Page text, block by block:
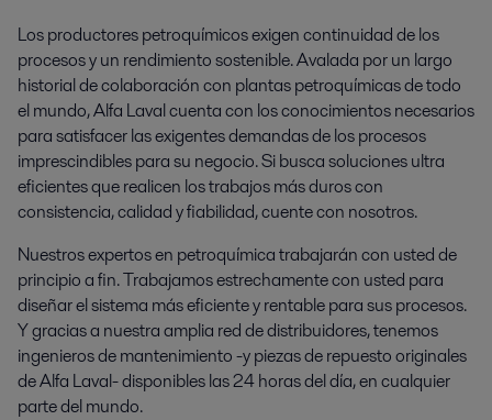
Los productores petroquímicos exigen continuidad de los
procesos y un rendimiento sostenible. Avalada por un largo
historial de colaboración con plantas petroquímicas de todo
el mundo, Alfa Laval cuenta con los conocimientos necesarios
para satisfacer las exigentes demandas de los procesos
imprescindibles para su negocio. Si busca soluciones ultra
eficientes que realicen los trabajos más duros con
consistencia, calidad y fiabilidad, cuente con nosotros.
Nuestros expertos en petroquímica trabajarán con usted de
principio a fin. Trabajamos estrechamente con usted para
diseñar el sistema más eficiente y rentable para sus procesos.
Y gracias a nuestra amplia red de distribuidores, tenemos
ingenieros de mantenimiento -y piezas de repuesto originales
de Alfa Laval- disponibles las 24 horas del día, en cualquier
parte del mundo.